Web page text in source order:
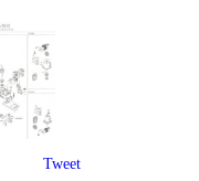
Tweet